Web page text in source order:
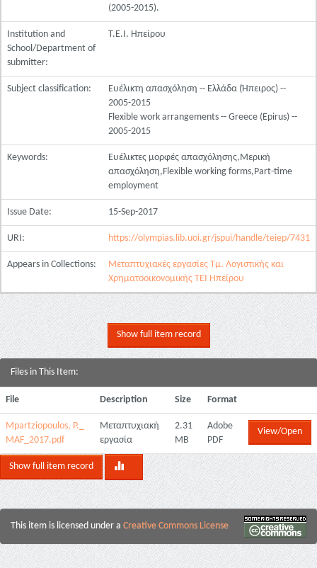
(2005-2015).
Institution and
School/Department of
submitter:
Τ.Ε.Ι. Ηπείρου
Subject classification:
Ευέλικτη απασχόληση -- Ελλάδα (Ήπειρος) --
2005-2015
Flexible work arrangements -- Greece (Epirus) --
2005-2015
Keywords:
Ευέλικτες μορφές απασχόλησης,Μερική
απασχόληση,Flexible working forms,Part-time
employment
Issue Date: 15-Sep-2017
URI: https://olympias.lib.uoi.gr/jspui/handle/teiep/7431
Appears in Collections:
Μεταπτυχιακές εργασίες Τμ. Λογιστικής και
Χρηματοοικονομικής ΤΕΙ Ηπείρου
Show full item record
Files in This Item:
File Description Size Format
Mpartziopoulos, P._
MAF_2017.pdf
Μεταπτυχιακή
εργασία
2.31
MB
Adobe
PDF
View/Open
Show full item record
This item is licensed under a Creative Commons License